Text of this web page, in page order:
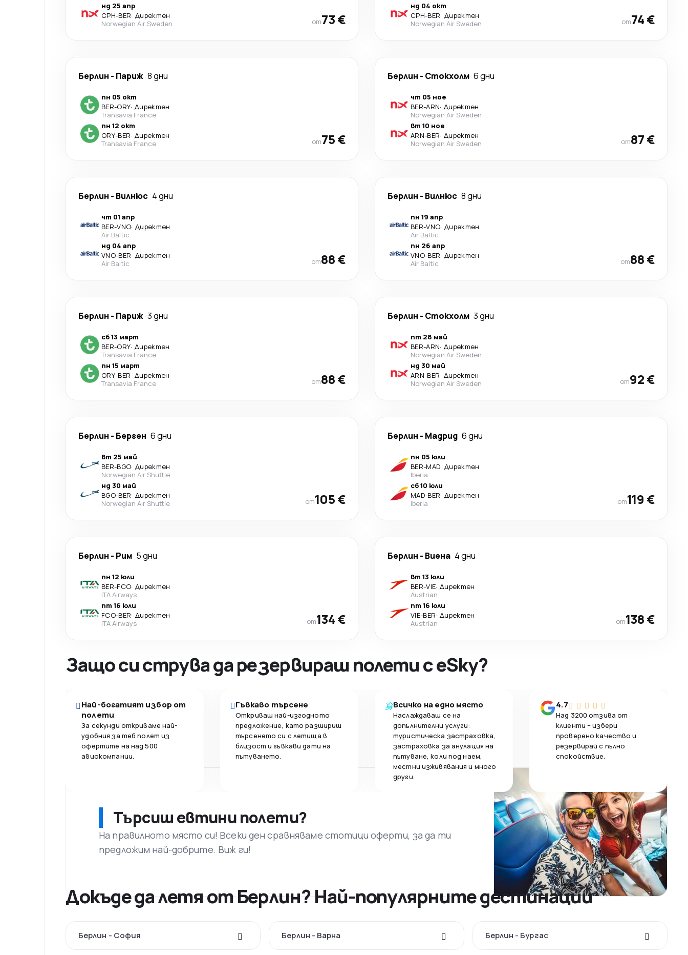
нд 25 апр
CPH-BER· Директен
Norwegian Air Sweden
от73 €
нд 04 окт
CPH-BER· Директен
Norwegian Air Sweden
от74 €
Берлин - Париж 8 дни
пн 05 окт
BER-ORY· Директен
Transavia France
пн 12 окт
ORY-BER· Директен
Transavia France
от75 €
Берлин - Стoкхолм 6 дни
чт 05 ное
BER-ARN· Директен
Norwegian Air Sweden
вт 10 ное
ARN-BER· Директен
Norwegian Air Sweden
от87 €
Берлин - Вилнюс 4 дни
чт 01 апр
BER-VNO· Директен
Air Baltic
нд 04 апр
VNO-BER· Директен
Air Baltic
от88 €
Берлин - Вилнюс 8 дни
пн 19 апр
BER-VNO· Директен
Air Baltic
пн 26 апр
VNO-BER· Директен
Air Baltic
от88 €
Берлин - Париж 3 дни
сб 13 март
BER-ORY· Директен
Transavia France
пн 15 март
ORY-BER· Директен
Transavia France
от88 €
Берлин - Стoкхолм 3 дни
пт 28 май
BER-ARN· Директен
Norwegian Air Sweden
нд 30 май
ARN-BER· Директен
Norwegian Air Sweden
от92 €
Берлин - Берген 6 дни
вт 25 май
BER-BGO· Директен
Norwegian Air Shuttle
нд 30 май
BGO-BER· Директен
Norwegian Air Shuttle
от105 €
Берлин - Мадрид 6 дни
пн 05 юли
BER-MAD· Директен
Iberia
сб 10 юли
MAD-BER· Директен
Iberia
от119 €
Берлин - Рим 5 дни
пн 12 юли
BER-FCO· Директен
ITA Airways
пт 16 юли
FCO-BER· Директен
ITA Airways
от134 €
Берлин - Виена 4 дни
вт 13 юли
BER-VIE· Директен
Austrian
пт 16 юли
VIE-BER· Директен
Austrian
от138 €
Защо си струва да резервираш полети с eSky?
Най-богатият избор от
полети
За секунди откриваме най-
удобния за теб полет из
офертите на над 500
авиокомпании.
Гъвкаво търсене
Откриваш най-изгодното
предложение, като разшириш
търсенето си с летища в
близост и гъвкави дати на
пътуването.
Всичко на едно място
Наслаждаваш се на
допълнителни услуги:
туристическа застраховка,
застраховка за анулация на
пътуване, коли под наем,
местни изживявания и много
други.
4.7
Над 3200 отзива от
клиенти – избери
проверено качество и
резервирай с пълно
спокойствие.
Търсиш евтини полети?
На правилното място си! Всеки ден сравняваме стотици оферти, за да ти
предложим най-добрите. Виж ги!
Докъде да летя от Берлин? Най-популярните дестинации
Берлин - София Берлин - Варна Берлин - Бургас